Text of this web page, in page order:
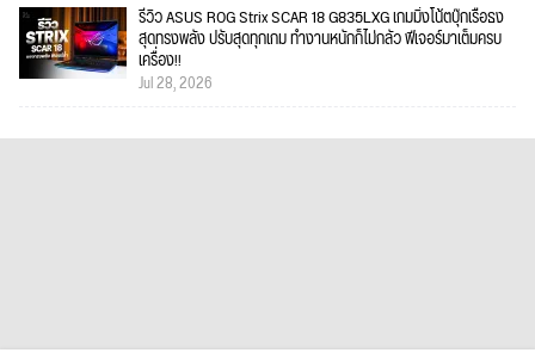
รีวิว ASUS ROG Strix SCAR 18 G835LXG เกมมิ่งโน้ตบุ๊กเรือธง
สุดทรงพลัง ปรับสุดทุกเกม ทำงานหนักก็ไม่กลัว ฟีเจอร์มาเต็มครบ
เครื่อง!!
Jul 28, 2026